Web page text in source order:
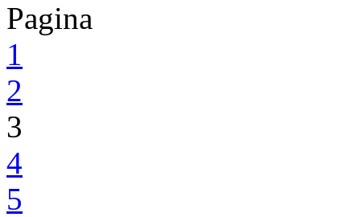
Pagina
1
2
3
4
5